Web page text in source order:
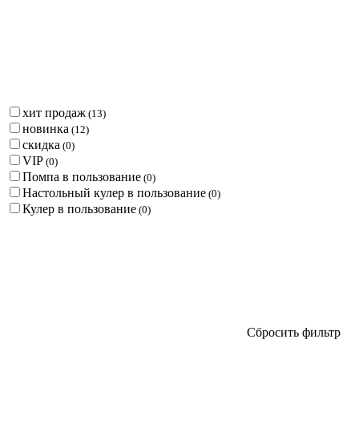
хит продаж (13)
новинка (12)
скидка (0)
VIP (0)
Помпа в пользование (0)
Настольный кулер в пользование (0)
Кулер в пользование (0)
Сбросить фильтр